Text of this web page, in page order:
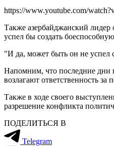
https://www.youtube.com/
Также азербайджанский
успел бы создать
"И да, может быть он не успел
Напомним, что последние дни
возлагают ответственность
Также в ходе своего
разрешение конфликта
ПОДЕЛИТЬСЯ В
Telegram